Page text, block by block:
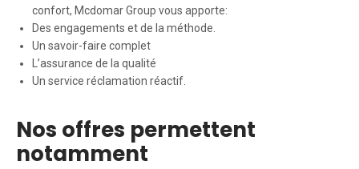
confort, Mcdomar Group vous apporte:
Des engagements et de la méthode.
Un savoir-faire complet
L’assurance de la qualité
Un service réclamation réactif.
Nos offres permettent
notamment